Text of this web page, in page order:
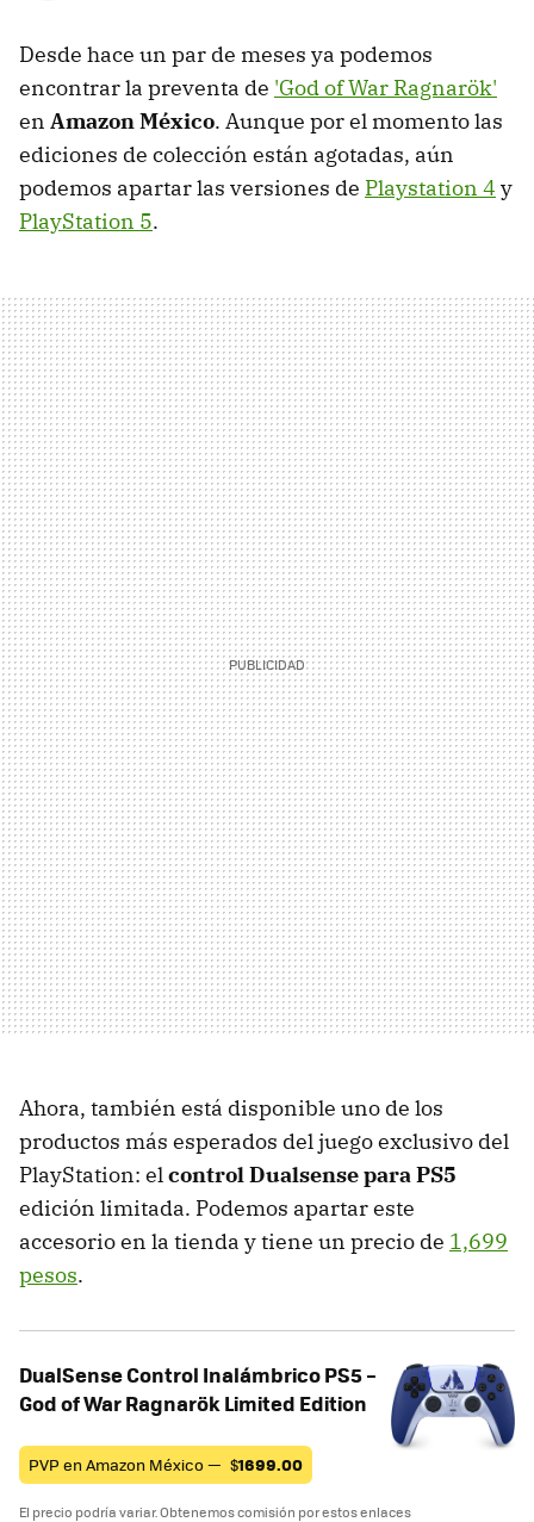
Desde hace un par de meses ya podemos
encontrar la preventa de 'God of War Ragnarök'
en Amazon México. Aunque por el momento las
ediciones de colección están agotadas, aún
podemos apartar las versiones de Playstation 4 y
PlayStation 5.
Ahora, también está disponible uno de los
productos más esperados del juego exclusivo del
PlayStation: elcontrol Dualsense para PS5
edición limitada. Podemos apartar este
accesorio en la tienda y tiene un precio de 1,699
pesos.
DualSense Control Inalámbrico PS5 –
God of War Ragnarök Limited Edition
PVP en Amazon México — $1699.00
El precio podría variar. Obtenemos comisión por estos enlaces